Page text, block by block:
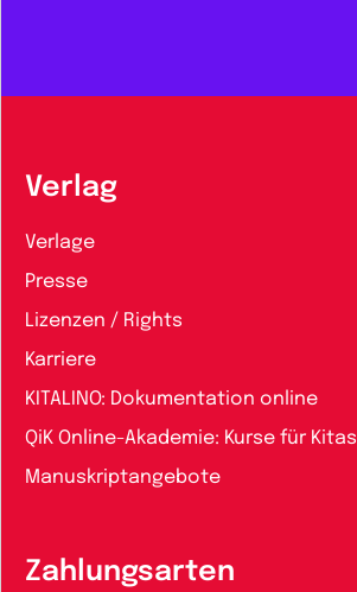
Verlag
Verlage
Presse
Lizenzen / Rights
Karriere
KITALINO: Dokumentation online
QiK Online-Akademie: Kurse für Kitas
Manuskriptangebote
Zahlungsarten